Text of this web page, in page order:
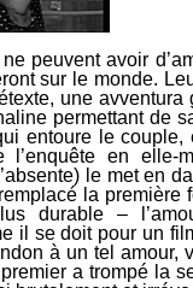
peuvent avoir
sur le monde.
une avventura
permettant de
entoure le couple,
l’enquête en elle-
le met en
la première
durable –
il se doit pour un
à un tel amour,
a trompé la